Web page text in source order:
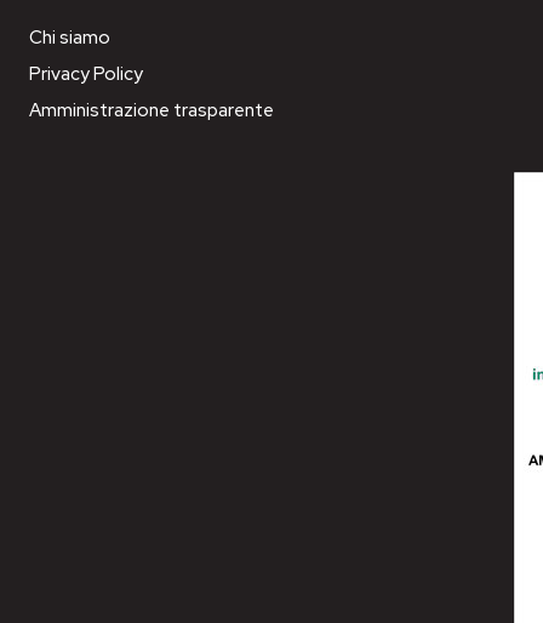
Chi siamo
Privacy Policy
Amministrazione trasparente